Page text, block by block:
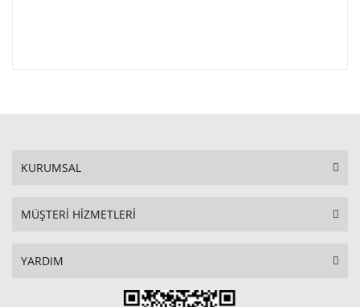
KURUMSAL
MÜŞTERİ HİZMETLERİ
YARDIM